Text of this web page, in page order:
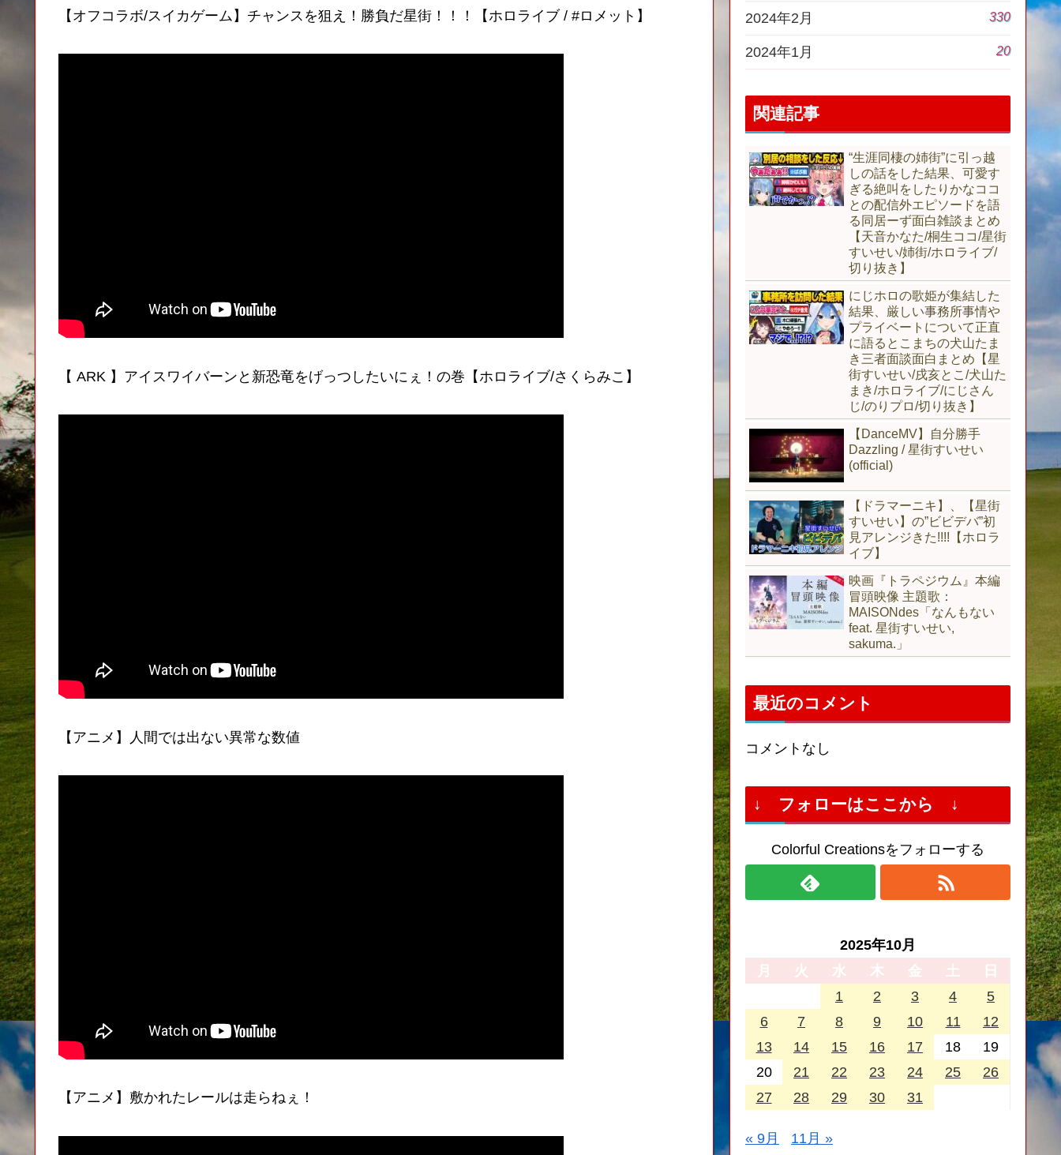
【オフコラボ/スイカゲーム】チャンスを狙え！勝負だ星街！！！【ホロライブ / #ロメット】
【 ARK 】アイスワイバーンと新恐竜をげっつしたいにぇ！の巻【ホロライブ/さくらみこ】
【アニメ】人間では出ない異常な数値
【アニメ】敷かれたレールは走らねぇ！
2024年2月 330
2024年1月 20
関連記事
“生涯同棲の姉街”に引っ越
しの話をした結果、可愛す
ぎる絶叫をしたりかなココ
との配信外エピソードを語
る同居ーず面白雑談まとめ
【天音かなた/桐生ココ/星街
すいせい/姉街/ホロライブ/
切り抜き】
にじホロの歌姫が集結した
結果、厳しい事務所事情や
プライベートについて正直
に語るとこまちの犬山たま
き三者面談面白まとめ【星
街すいせい/戌亥とこ/犬山た
まき/ホロライブ/にじさん
じ/のりプロ/切り抜き】
【DanceMV】自分勝手
Dazzling / 星街すいせい
(official)
【ドラマーニキ】、【星街
すいせい】の”ビビデバ”初
見アレンジきた!!!!【ホロラ
イブ】
映画『トラペジウム』本編
冒頭映像 主題歌：
MAISONdes「なんもない
feat. 星街すいせい,
sakuma.」
最近のコメント
コメントなし
↓ フォローはここから ↓
Colorful Creationsをフォローする
2025年10月
月
火 水 木 金 土
日
1
2 3 4
5
6
7 8 9 10 11
12
13
14 15 16 17 18
19
20
21 22 23 24 25
26
27
28 29 30 31
« 9月 11月 »